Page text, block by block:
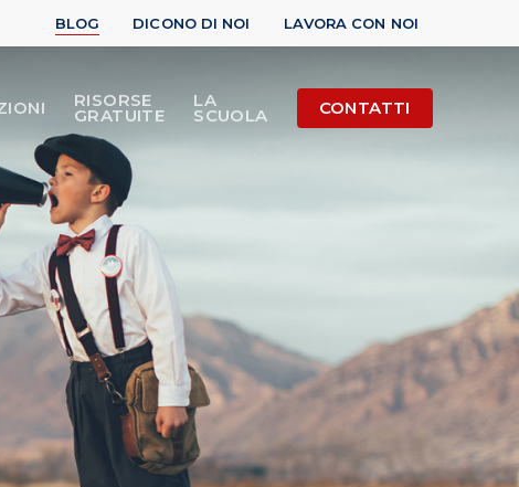
BLOG DICONO DI NOI LAVORA CON NOI
RISORSE
GRATUITE
LA
SCUOLA CONTATTI